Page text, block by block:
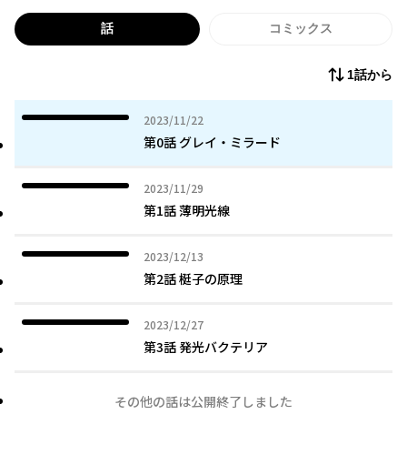
話 コミックス
1話から
2023/11/22
2023年11月22日
第0話 グレイ・ミラード
2023/11/29
2023年11月29日
第1話 薄明光線
2023/12/13
2023年12月13日
第2話 梃子の原理
2023/12/27
2023年12月27日
第3話 発光バクテリア
その他の話は公開終了しました